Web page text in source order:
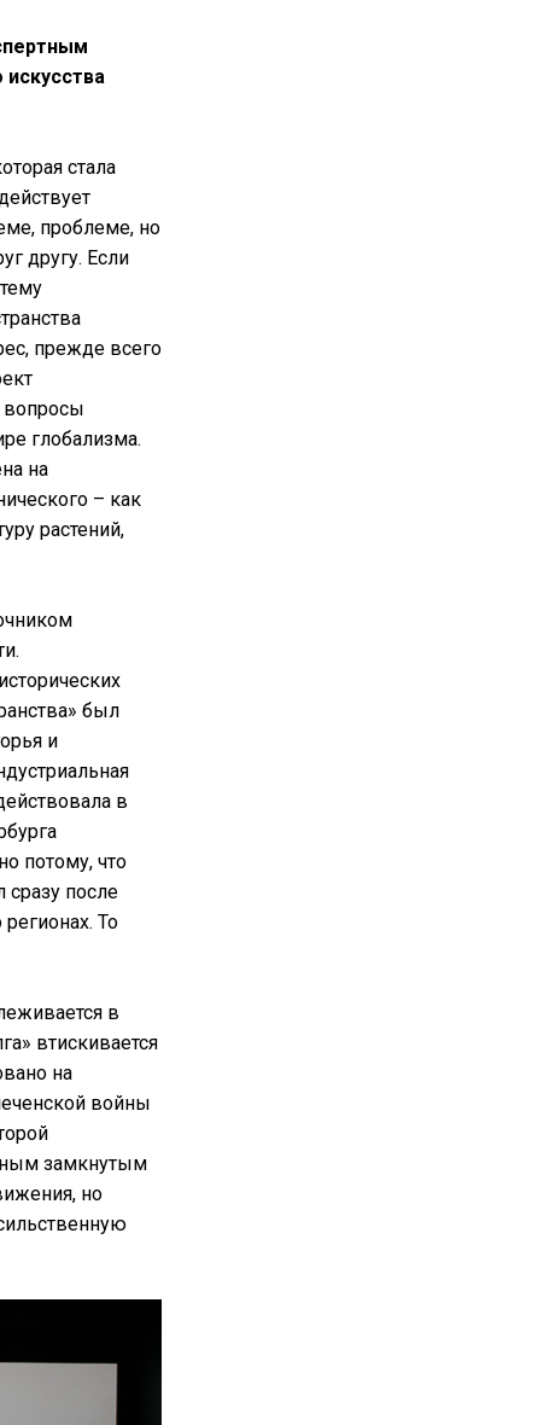
стала
проблеме, но
другу. Если
прежде всего
вопросы
глобализма.
на
– как
растений,
был
и
в
потому, что
после
То
в
втискивается
на
войны
замкнутым
но